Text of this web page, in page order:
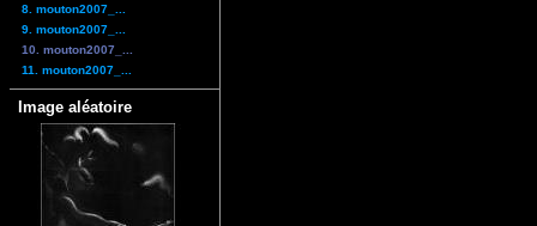
8. mouton2007_...
9. mouton2007_...
10. mouton2007_...
11. mouton2007_...
Image aléatoire